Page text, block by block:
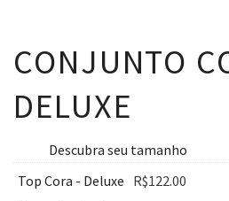
CONJUNTO
DELUXE
Descubra seu tamanho
Top Cora - Deluxe R$122.00